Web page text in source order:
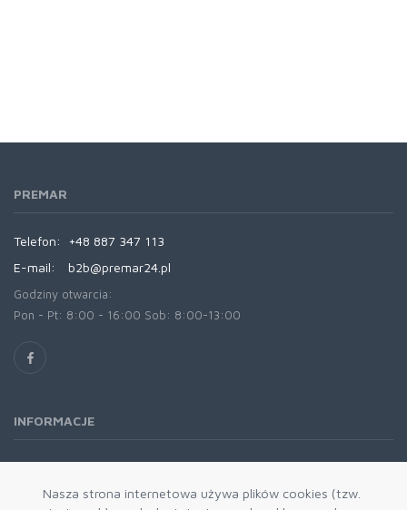
Nasza strona internetowa używa plików cookies (tzw.
PREMAR
Telefon:
+48 887 347 113
E-mail:
b2b@premar24.pl
Godziny otwarcia:
Pon - Pt: 8:00 - 16:00 Sob: 8:00-13:00
INFORMACJE
Oferta